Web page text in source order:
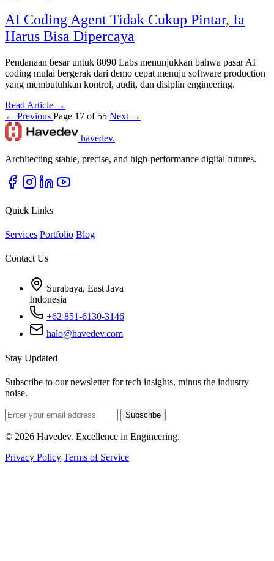
AI Coding Agent Tidak Cukup Pintar, Ia
Harus Bisa Dipercaya
Pendanaan besar untuk 8090 Labs menunjukkan bahwa pasar AI
coding mulai bergerak dari demo cepat menuju software production
yang membutuhkan kontrol, audit, dan disiplin engineering.
Read Article →
← Previous Page 17 of 55 Next →
havedev.
Architecting stable, precise, and high-performance digital futures.
Quick Links
Services Portfolio Blog
Contact Us
Surabaya, East Java
Indonesia
+62 851-6130-3146
halo@havedev.com
Stay Updated
Subscribe to our newsletter for tech insights, minus the industry
noise.
Subscribe
© 2026 Havedev. Excellence in Engineering.
Privacy Policy Terms of Service